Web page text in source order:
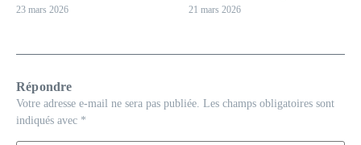
23 mars 2026 21 mars 2026
Répondre
Votre adresse e-mail ne sera pas publiée. Les champs obligatoires sont
indiqués avec *